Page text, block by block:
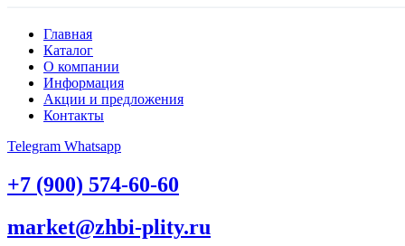
Главная
Каталог
О компании
Информация
Акции и предложения
Контакты
Telegram Whatsapp
+7 (900) 574-60-60
market@zhbi-plity.ru